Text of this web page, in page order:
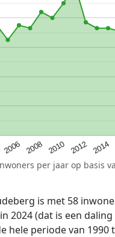
2006 2008 2010 2012 2014
per jaar op basis
is met 58
2024 (dat is een daling
hele periode van 1990